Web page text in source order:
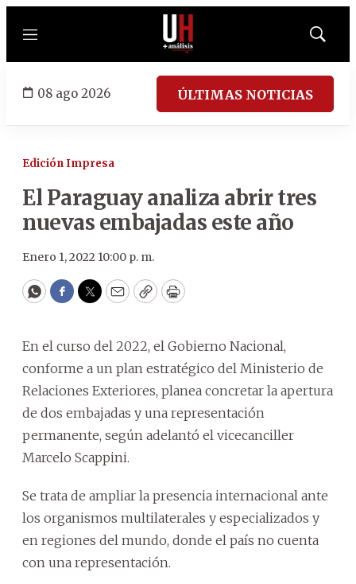
Menú
Mostrar
08 ago 2026 ÚLTIMAS NOTICIAS
Edición Impresa
El Paraguay analiza abrir tres
nuevas embajadas este año
Enero 1, 2022 10:00 p. m.
WhatsApp
Facebook
Twitter
EmailCopyPrint
En el curso del 2022, el Gobierno Nacional,
conforme a un plan estratégico del Ministerio de
Relaciones Exteriores, planea concretar la apertura
de dos embajadas y una representación
permanente, según adelantó el vicecanciller
Marcelo Scappini.
Se trata de ampliar la presencia internacional ante
los organismos multilaterales y especializados y
en regiones del mundo, donde el país no cuenta
con una representación.